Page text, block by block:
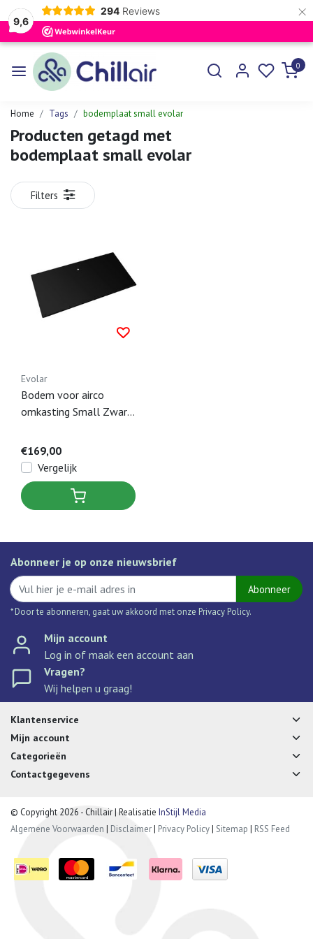
9,6
294 Reviews ×
0
Home Tags bodemplaat small evolar
Producten getagd met
bodemplaat small evolar
Filters
Evolar
Bodem voor airco
omkasting Small Zwart
€169,00
Vergelijk
Abonneer je op onze nieuwsbrief
Abonneer
* Door te abonneren, gaat uw akkoord met onze Privacy Policy.
Mijn account
Log in of maak een account aan
Vragen?
Wij helpen u graag!
Klantenservice
Mijn account
Categorieën
Contactgegevens
© Copyright 2026 - Chillair | Realisatie InStijl Media
Algemene Voorwaarden | Disclaimer| Privacy Policy| Sitemap | RSS Feed